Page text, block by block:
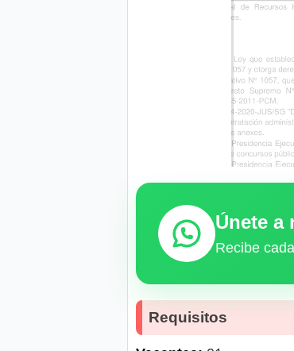
Únete a
Recibe
Requisitos